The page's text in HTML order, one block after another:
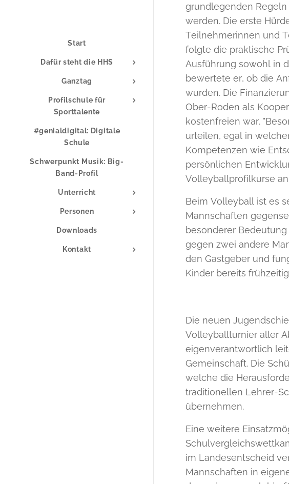
Start
Dafür steht die HHS
Ganztag
Profilschule für
Sporttalente
#genialdigital: Digitale
Schule
Schwerpunkt Musik: Big-
Band-Profil
Unterricht
Personen
Downloads
Kontakt
grundlegenden
werden. Die erste
Teilnehmerinnen und
folgte die praktische
Ausführung sowohl in
bewertete er, ob die
wurden. Die
Ober-Roden als
kostenfreien war.
urteilen, egal in
Kompetenzen wie
persönlichen
Volleyballprofilkurse
Beim Volleyball ist es
Mannschaften
besonderer
gegen zwei andere
den Gastgeber und
Kinder bereits
Die neuen
Volleyballturnier aller
eigenverantwortlich
Gemeinschaft. Die
welche die
traditionellen Lehrer-
übernehmen.
Eine weitere
im Landesentscheid
Mannschaften in